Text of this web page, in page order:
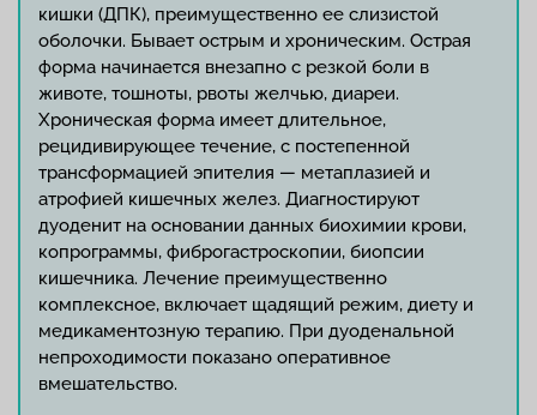
кишки (ДПК), преимущественно ее слизистой
оболочки. Бывает острым и хроническим. Острая
форма начинается внезапно с резкой боли в
животе, тошноты, рвоты желчью, диареи.
Хроническая форма имеет длительное,
рецидивирующее течение, с постепенной
трансформацией эпителия — метаплазией и
атрофией кишечных желез. Диагностируют
дуоденит на основании данных биохимии крови,
копрограммы, фиброгастроскопии, биопсии
кишечника. Лечение преимущественно
комплексное, включает щадящий режим, диету и
медикаментозную терапию. При дуоденальной
непроходимости показано оперативное
вмешательство.